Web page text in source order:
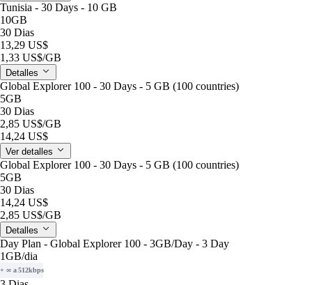
Tunisia - 30 Days - 10 GB
10GB
30 Dias
13,29 US$
1,33 US$/GB
Detalles
Global Explorer 100 - 30 Days - 5 GB (100 countries)
5GB
30 Dias
2,85 US$/GB
14,24 US$
Ver detalles
Global Explorer 100 - 30 Days - 5 GB (100 countries)
5GB
30 Dias
14,24 US$
2,85 US$/GB
Detalles
Day Plan - Global Explorer 100 - 3GB/Day - 3 Day
1GB/dia
+ ∞ a 512kbps